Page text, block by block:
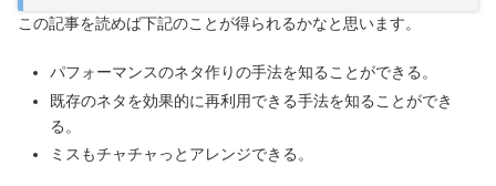
この記事を読めば下記のことが得られるかなと思います。
パフォーマンスのネタ作りの手法を知ることができる。
既存のネタを効果的に再利用できる手法を知ることができ
る。
ミスもチャチャっとアレンジできる。